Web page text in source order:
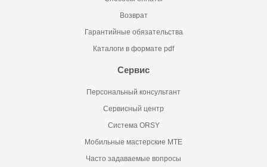
Возврат
Гарантийные обязательства
Каталоги в формате pdf
Сервис
Персональный консультант
Сервисный центр
Система ORSY
Мобильные мастерские MTE
Часто задаваемые вопросы